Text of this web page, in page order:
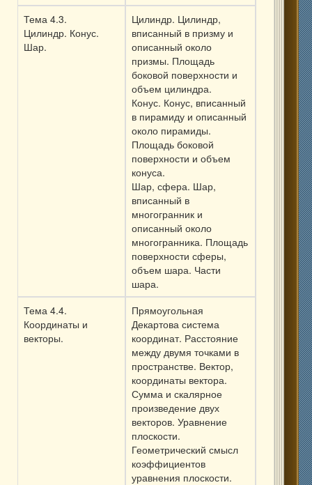
Тема 4.3.
Цилиндр. Конус.
Шар.
Цилиндр. Цилиндр,
вписанный в призму и
описанный около
призмы. Площадь
боковой поверхности и
объем цилиндра.
Конус. Конус, вписанный
в пирамиду и описанный
около пирамиды.
Площадь боковой
поверхности и объем
конуса.
Шар, сфера. Шар,
вписанный в
многогранник и
описанный около
многогранника. Площадь
поверхности сферы,
объем шара. Части
шара.
Тема 4.4.
Координаты и
векторы.
Прямоугольная
Декартова система
координат. Расстояние
между двумя точками в
пространстве. Вектор,
координаты вектора.
Сумма и скалярное
произведение двух
векторов. Уравнение
плоскости.
Геометрический смысл
коэффициентов
уравнения плоскости.